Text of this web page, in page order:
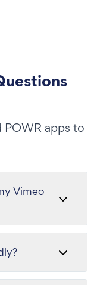
apps to
Vimeo